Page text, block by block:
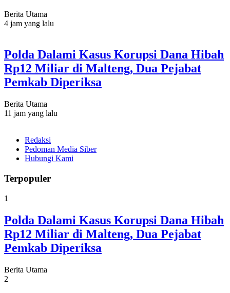
Berita Utama
4 jam yang lalu
Polda Dalami Kasus Korupsi Dana Hibah
Rp12 Miliar di Malteng, Dua Pejabat
Pemkab Diperiksa
Berita Utama
11 jam yang lalu
Redaksi
Pedoman Media Siber
Hubungi Kami
Terpopuler
1
Polda Dalami Kasus Korupsi Dana Hibah
Rp12 Miliar di Malteng, Dua Pejabat
Pemkab Diperiksa
Berita Utama
2